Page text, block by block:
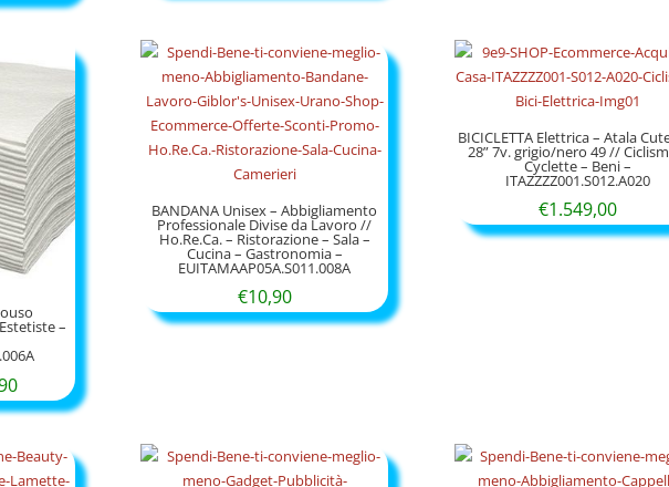
da
–
Fascia
di
da
BANDANA Unisex – Abbigliamento
Professionale Divise da Lavoro //
Ho.Re.Ca. – Ristorazione – Sala –
Cucina – Gastronomia –
EUITAMAAP05A.S011.008A
€10,90
BICICLETTA Elettrica – Atala
28” 7v. grigio/nero 49 //
Cyclette – Beni –
ITAZZZZ001.S012.A020
€1.549,00